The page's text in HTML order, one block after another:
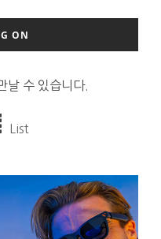
ON
날 수 있습니다.
List